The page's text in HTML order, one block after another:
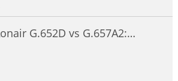
G.652D vs G.657A2:
Comparáid Feidhmíochta
Feidhmchláir